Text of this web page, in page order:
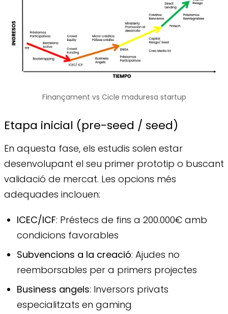
Finançament vs Cicle maduresa startup
Etapa inicial (pre-seed / seed)
En aquesta fase, els estudis solen estar
desenvolupant el seu primer prototip o buscant
validació de mercat. Les opcions més
adequades inclouen:
ICEC/ICF: Préstecs de fins a 200.000€ amb
condicions favorables
Subvencions a la creació: Ajudes no
reemborsables per a primers projectes
Business angels: Inversors privats
especialitzats en gaming